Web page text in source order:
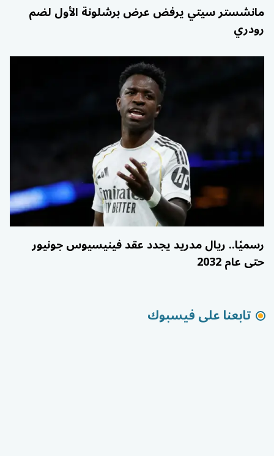
مانشستر سيتي يرفض عرض برشلونة الأول لضم
رودري
رسميًا.. ريال مدريد يجدد عقد فينيسيوس جونيور
حتى عام 2032
تابعنا على فيسبوك